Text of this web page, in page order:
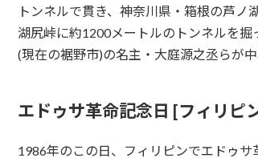
トンネルで貫き、神奈川県・箱根の芦ノ
湖尻峠に約1200メートルのトンネルを
(現在の裾野市)の名主・大庭源之丞らが
エドゥサ革命記念日 [フィリピ
1986年のこの日、フィリピンでエドゥ